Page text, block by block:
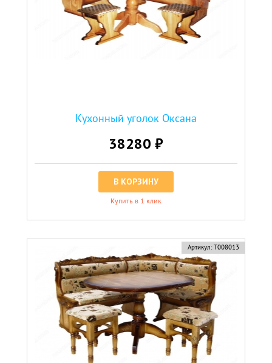
Кухонный уголок Оксана
38280 ₽
В КОРЗИНУ
Купить в 1 клик
Артикул: Т008013